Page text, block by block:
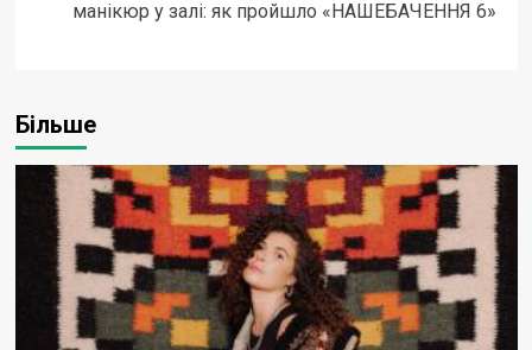
манікюр у залі: як пройшло «НАШЕБАЧЕННЯ 6»
Більше